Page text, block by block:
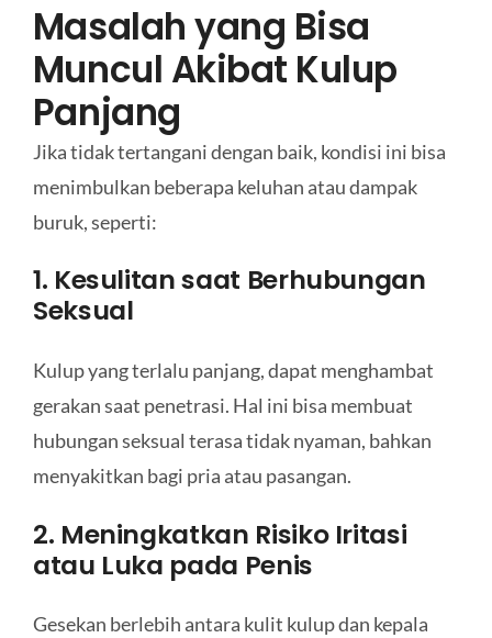
Masalah yang Bisa
Muncul Akibat Kulup
Panjang
Jika tidak tertangani dengan baik, kondisi ini bisa
menimbulkan beberapa keluhan atau dampak
buruk, seperti:
1. Kesulitan saat Berhubungan
Seksual
Kulup yang terlalu panjang, dapat menghambat
gerakan saat penetrasi. Hal ini bisa membuat
hubungan seksual terasa tidak nyaman, bahkan
menyakitkan bagi pria atau pasangan.
2. Meningkatkan Risiko Iritasi
atau Luka pada Penis
Gesekan berlebih antara kulit kulup dan kepala